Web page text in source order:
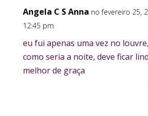
Angela C S Anna no fevereiro 25,
12:45 pm
eu fui apenas uma vez no
como seria a noite, deve ficar
melhor de graça